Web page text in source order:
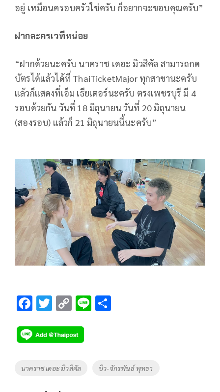
อยู่ เหมือนครอบครัวใช่ครับ ก็อยากจะขอบคุณครับ”
ฝากละครเวทีหน่อย
“ฝากด้วยนะครับ นาคราช เดอะ มิวสิคัล สามารถกด
บัตรได้แล้วได้ที่ ThaiTicketMajor ทุกสาขานะครับ
แล้วก็แสดงที่เอ็ม เธียเตอร์นะครับ ตรงเพชรบุรี มี 4
รอบด้วยกัน วันที่ 18 มิถุนายน วันที่ 20 มิถุนายน
(สองรอบ) แล้วก็ 21 มิถุนายนนี้นะครับ”
F
e
b
o
T
tt
er
C
p
y
Li
Li
Tags
นาคราช เดอะ มิวสิคัล บิว-จักรพันธ์ พุทธา